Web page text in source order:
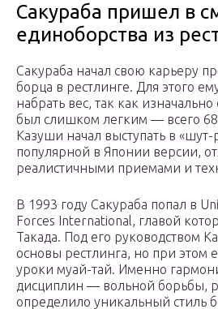
Сакураба пришел в
единоборства из
Сакураба начал свою карьеру
борца в рестлинге. Для этого
набрать вес, так как
был слишком легким — всего
Казуши начал выступать в
популярной в Японии версии,
реалистичными приемами и
В 1993 году Сакураба попал в
Forces International, главой
Такада. Под его руководством
основы рестлинга, но при этом
уроки муай-тай. Именно
дисциплин — вольной борьбы,
определило уникальный стиль